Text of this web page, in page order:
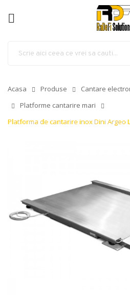
Acasa Produse Cantare
Platforme cantarire mari
Platforma de cantarire inox Dini Argeo